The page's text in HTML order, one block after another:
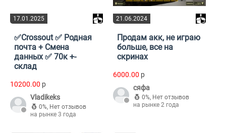
17.01.2025
✅Crossout ✅ Родная
почта + Смена
данных ✅ 70к +-
склад
10200.00 p
Vladikeks
0%, Нет отзывов
на рынке 3 года
21.06.2024
Продам акк, не играю
больше, все на
скринах
6000.00 p
сяфа
0%, Нет отзывов
на рынке 2 года